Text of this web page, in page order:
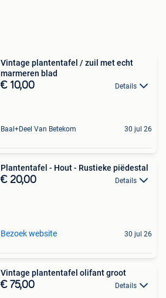
Vintage plantentafel / zuil met echt
marmeren blad
€ 10,00 Details
Baal+Deel Van Betekom 30 jul 26
Plantentafel - Hout - Rustieke piëdestal
€ 20,00 Details
Bezoek website 30 jul 26
Vintage plantentafel olifant groot
€ 75,00 Details